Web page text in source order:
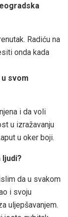
Radiću na
onda kada
svom
i da voli
u izražavanju
u oker boji.
ljudi?
da u svakom
i svoju
uljepšavanjem.